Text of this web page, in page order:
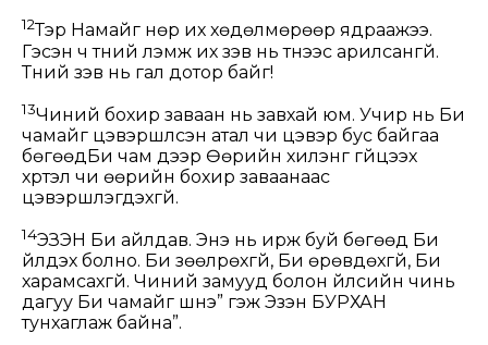
12Тэр Намайг нөр их хөдөлмөрөөр ядраажээ.
Гэсэн ч түүний үлэмж их зэв нь түүнээс арилсангүй.
Түүний зэв нь гал дотор байг!
13Чиний бохир заваан нь завхай юм. Учир нь Би
чамайг цэвэршүүлсэн атал чи цэвэр бус байгаа
бөгөөдБи чам дээр Өөрийн хилэнг гүйцээх
хүртэл чи өөрийн бохир заваанаас
цэвэршүүлэгдэхгүй.
14ЭЗЭН Би айлдав. Энэ нь ирж буй бөгөөд Би
үйлдэх болно. Би зөөлрөхгүй, Би өрөвдөхгүй, Би
харамсахгүй. Чиний замууд болон үйлсийн чинь
дагуу Би чамайг шүүнэ” гэж Эзэн БУРХАН
тунхаглаж байна”.